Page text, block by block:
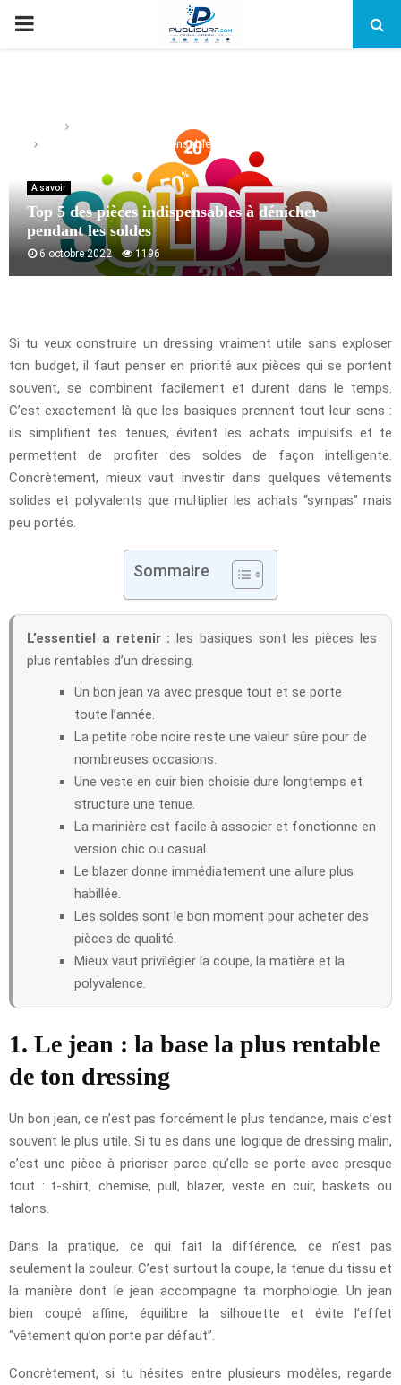
PRIMARY
Top 5 des pièces indispensables à dénicher pendant les
A savoir
Top 5 des pièces indispensables à dénicher
pendant les soldes
6 octobre 2022 1196
Si tu veux construire un dressing vraiment utile sans exploser
ton budget, il faut penser en priorité aux pièces qui se portent
souvent, se combinent facilement et durent dans le temps.
C’est exactement là que les basiques prennent tout leur sens :
ils simplifient tes tenues, évitent les achats impulsifs et te
permettent de profiter des soldes de façon intelligente.
Concrètement, mieux vaut investir dans quelques vêtements
solides et polyvalents que multiplier les achats “sympas” mais
peu portés.
Sommaire
L’essentiel a retenir : les basiques sont les pièces les
plus rentables d’un dressing.
Un bon jean va avec presque tout et se porte
toute l’année.
La petite robe noire reste une valeur sûre pour de
nombreuses occasions.
Une veste en cuir bien choisie dure longtemps et
structure une tenue.
La marinière est facile à associer et fonctionne en
version chic ou casual.
Le blazer donne immédiatement une allure plus
habillée.
Les soldes sont le bon moment pour acheter des
pièces de qualité.
Mieux vaut privilégier la coupe, la matière et la
polyvalence.
1. Le jean : la base la plus rentable
de ton dressing
Un bon jean, ce n’est pas forcément le plus tendance, mais c’est
souvent le plus utile. Si tu es dans une logique de dressing malin,
c’est une pièce à prioriser parce qu’elle se porte avec presque
tout : t-shirt, chemise, pull, blazer, veste en cuir, baskets ou
talons.
Dans la pratique, ce qui fait la différence, ce n’est pas
seulement la couleur. C’est surtout la coupe, la tenue du tissu et
la manière dont le jean accompagne ta morphologie. Un jean
bien coupé affine, équilibre la silhouette et évite l’effet
“vêtement qu’on porte par défaut”.
Concrètement, si tu hésites entre plusieurs modèles, regarde